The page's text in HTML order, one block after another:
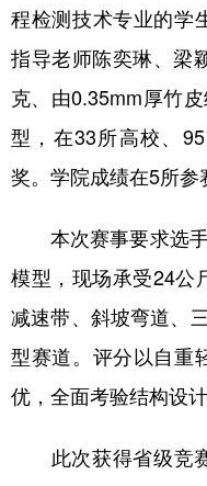
学术中国 乡村振兴
彩票 娱乐
公益 一带一
地方频道
北京 天津
辽宁 吉林
浙江 安徽
程检测技术专业的学
指导老师陈奕琳、梁
克、由0.35mm厚竹
型，在33所高校、
奖。学院成绩在5所参
本次赛事要求选手
模型，现场承受24公
减速带、斜坡弯道、
型赛道。评分以自重
优，全面考验结构设
此次获得省级竞赛